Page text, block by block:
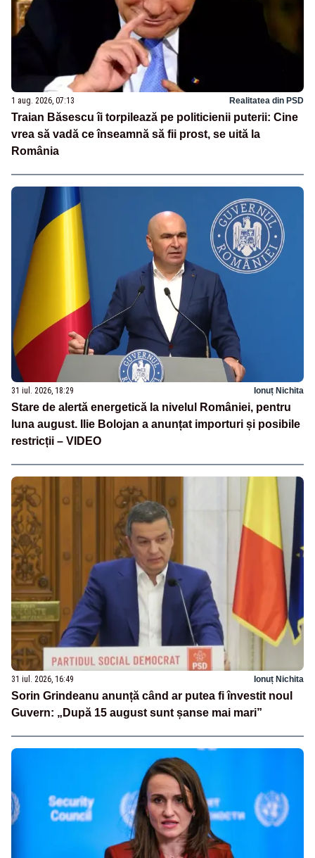
1 aug. 2026, 07:13 Realitatea din PSD
Traian Băsescu îi torpilează pe politicienii puterii: Cine
vrea să vadă ce înseamnă să fii prost, se uită la
România
31 iul. 2026, 18:29 Ionuț Nichita
Stare de alertă energetică la nivelul României, pentru
luna august. Ilie Bolojan a anunțat importuri și posibile
restricții – VIDEO
31 iul. 2026, 16:49 Ionuț Nichita
Sorin Grindeanu anunță când ar putea fi învestit noul
Guvern: „După 15 august sunt șanse mai mari”